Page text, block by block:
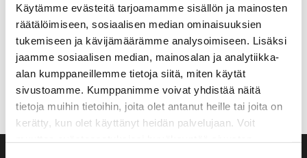
Käytämme evästeitä tarjoamamme sisällön ja mainosten
räätälöimiseen, sosiaalisen median ominaisuuksien
tukemiseen ja kävijämäärämme analysoimiseen. Lisäksi
jaamme sosiaalisen median, mainosalan ja analytiikka-
alan kumppaneillemme tietoja siitä, miten käytät
sivustoamme. Kumppanimme voivat yhdistää näitä
tietoja muihin tietoihin, joita olet antanut heille tai joita on
kerätty, kun olet käyttänyt heidän palvelujaan. Voit